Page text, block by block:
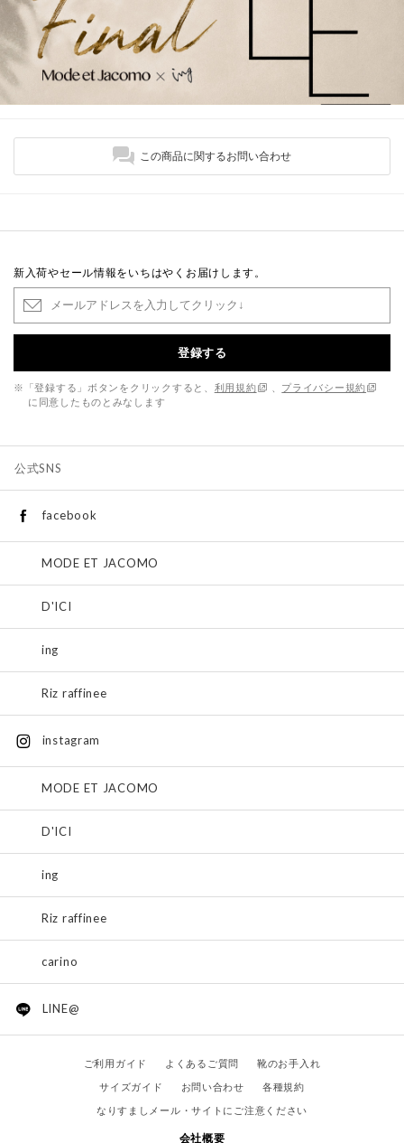
この商品に関するお問い合わせ
新入荷やセール情報をいちはやくお届けします。
登録する
※「登録する」ボタンをクリックすると、 利用規約
プライバシー規約
に同意したものとみなします
公式SNS
facebook
MODE ET JACOMO
D'ICI
ing
Riz raffinee
instagram
MODE ET JACOMO
D'ICI
ing
Riz raffinee
carino
LINE@
ご利用ガイド よくあるご質問
靴のお手入れ
サイズガイド
お問い合わせ
各種規約
なりすましメール・サイトにご注意ください
会社概要